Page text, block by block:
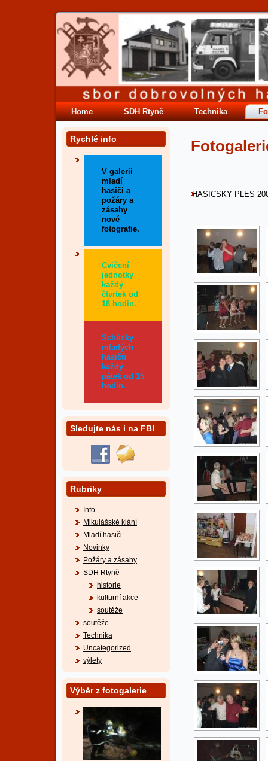
Home SDH Rtyně Technika
Rychlé info
V galerii
mladí
hasiči a
požáry a
zásahy
nové
fotografie.
Cvičení
jednotky
každý
čtvrtek od
18 hodin.
Schůzky
mladých
hasičů
každý
pátek od 15
hodin.
Sledujte nás i na FB!
Rubriky
Info
Mikulášské klání
Mladí hasiči
Novinky
Požáry a zásahy
SDH Rtyně
historie
kulturní akce
soutěže
soutěže
Technika
Uncategorized
výlety
Výběr z fotogalerie
HASIČSKÝ PLES